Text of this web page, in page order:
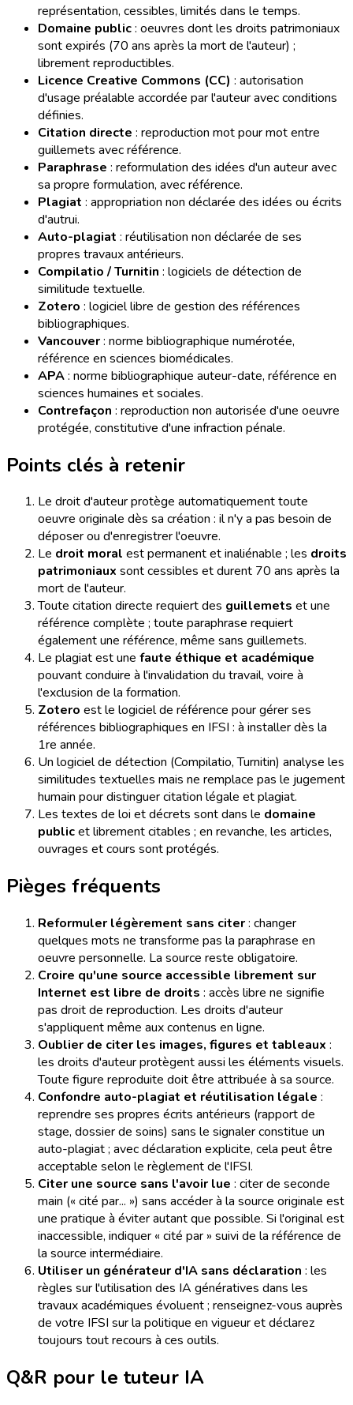
représentation, cessibles, limités dans le temps.
Domaine public: oeuvres dont les droits patrimoniaux
sont expirés (70 ans après la mort de l'auteur) ;
librement reproductibles.
Licence Creative Commons (CC) : autorisation
d'usage préalable accordée par l'auteur avec conditions
définies.
Citation directe : reproduction mot pour mot entre
guillemets avec référence.
Paraphrase : reformulation des idées d'un auteur avec
sa propre formulation, avec référence.
Plagiat : appropriation non déclarée des idées ou écrits
d'autrui.
Auto-plagiat : réutilisation non déclarée de ses
propres travaux antérieurs.
Compilatio / Turnitin : logiciels de détection de
similitude textuelle.
Zotero : logiciel libre de gestion des références
bibliographiques.
Vancouver: norme bibliographique numérotée,
référence en sciences biomédicales.
APA: norme bibliographique auteur-date, référence en
sciences humaines et sociales.
Contrefaçon : reproduction non autorisée d'une oeuvre
protégée, constitutive d'une infraction pénale.
Points clés à retenir
Le droit d'auteur protège automatiquement toute
oeuvre originale dès sa création : il n'y a pas besoin de
déposer ou d'enregistrer l'oeuvre.
Le droit moral est permanent et inaliénable ; les droits
patrimoniaux sont cessibles et durent 70 ans après la
mort de l'auteur.
Toute citation directe requiert des guillemets et une
référence complète ; toute paraphrase requiert
également une référence, même sans guillemets.
Le plagiat est une faute éthique et académique
pouvant conduire à l'invalidation du travail, voire à
l'exclusion de la formation.
Zotero est le logiciel de référence pour gérer ses
références bibliographiques en IFSI : à installer dès la
1re année.
Un logiciel de détection (Compilatio, Turnitin) analyse les
similitudes textuelles mais ne remplace pas le jugement
humain pour distinguer citation légale et plagiat.
Les textes de loi et décrets sont dans le domaine
publicet librement citables ; en revanche, les articles,
ouvrages et cours sont protégés.
Pièges fréquents
Reformuler légèrement sans citer: changer
quelques mots ne transforme pas la paraphrase en
oeuvre personnelle. La source reste obligatoire.
Croire qu'une source accessible librement sur
Internet est libre de droits : accès libre ne signifie
pas droit de reproduction. Les droits d'auteur
s'appliquent même aux contenus en ligne.
Oublier de citer les images, figures et tableaux :
les droits d'auteur protègent aussi les éléments visuels.
Toute figure reproduite doit être attribuée à sa source.
Confondre auto-plagiat et réutilisation légale :
reprendre ses propres écrits antérieurs (rapport de
stage, dossier de soins) sans le signaler constitue un
auto-plagiat ; avec déclaration explicite, cela peut être
acceptable selon le règlement de l'IFSI.
Citer une source sans l'avoir lue : citer de seconde
main (« cité par... ») sans accéder à la source originale est
une pratique à éviter autant que possible. Si l'original est
inaccessible, indiquer « cité par » suivi de la référence de
la source intermédiaire.
Utiliser un générateur d'IA sans déclaration : les
règles sur l'utilisation des IA génératives dans les
travaux académiques évoluent ; renseignez-vous auprès
de votre IFSI sur la politique en vigueur et déclarez
toujours tout recours à ces outils.
Q&R pour le tuteur IA